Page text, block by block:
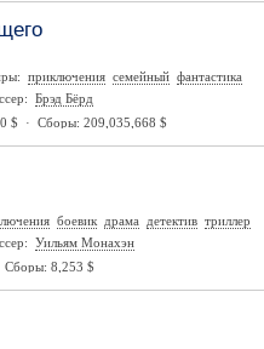
приключения семейный фантастика
Брэд Бёрд
$ · Сборы: 209,035,668 $
боевик драма детектив триллер
Уильям Монахэн
8,253 $